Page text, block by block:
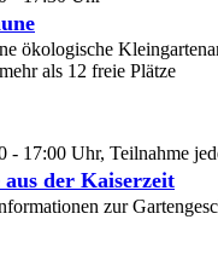
ökologische
als 12 freie Plätze
- 17:00 Uhr, Teilnahme
der Kaiserzeit
zur